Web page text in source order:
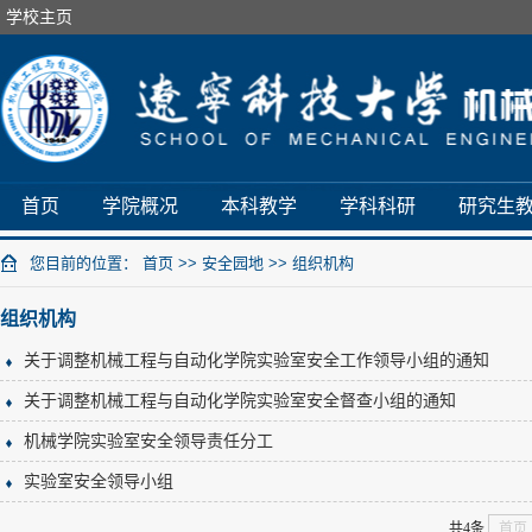
学校主页
首页 学院概况 本科教学 学科科研 研究生
您目前的位置： 首页 >> 安全园地 >> 组织机构
组织机构
关于调整机械工程与自动化学院实验室安全工作领导小组的通知
关于调整机械工程与自动化学院实验室安全督查小组的通知
机械学院实验室安全领导责任分工
实验室安全领导小组
共4条 首页